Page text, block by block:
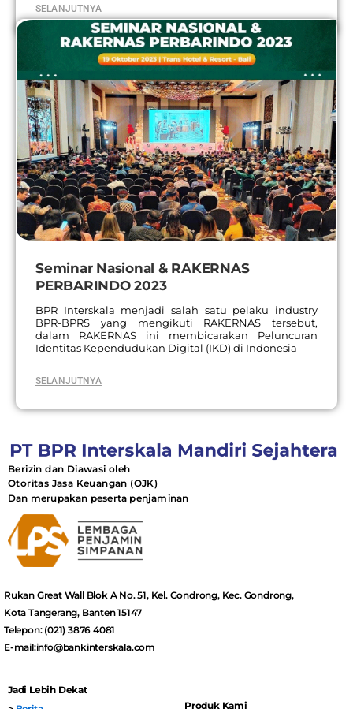
SELANJUTNYA
Seminar Nasional & RAKERNAS
PERBARINDO 2023
BPR Interskala menjadi salah satu pelaku industry
BPR-BPRS yang mengikuti RAKERNAS tersebut,
dalam RAKERNAS ini membicarakan Peluncuran
Identitas Kependudukan Digital (IKD) di Indonesia
SELANJUTNYA
Berizin dan Diawasi oleh
Otoritas Jasa Keuangan (OJK)
Dan merupakan peserta penjaminan
Rukan Great Wall Blok A No. 51, Kel. Gondrong, Kec. Gondrong,
Kota Tangerang, Banten 15147
Telepon: (021) 3876 4081
E-mail:info@bankinterskala.com
Jadi Lebih Dekat
Produk Kami